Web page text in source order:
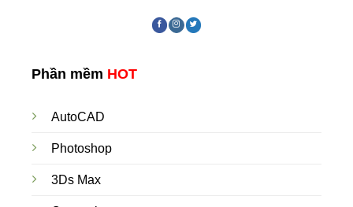
Phần mềm HOT
AutoCAD
Photoshop
3Ds Max